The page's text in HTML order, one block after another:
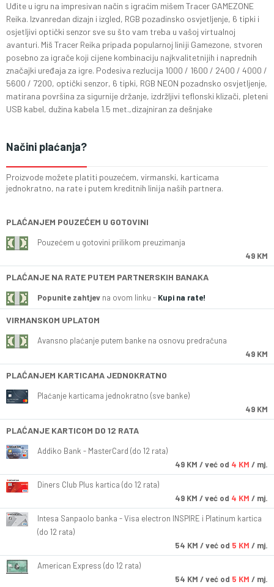
Uđite u igru na impresivan način s igraćim mišem Tracer GAMEZONE
Reika. Izvanredan dizajn i izgled, RGB pozadinsko osvjetljenje, 6 tipki i
osjetljivi optički senzor sve su što vam treba u vašoj virtualnoj
avanturi. Miš Tracer Reika pripada popularnoj liniji Gamezone, stvoren
posebno za igrače koji cijene kombinaciju najkvalitetnijih i naprednih
značajki uređaja za igre. Podesiva rezlucija 1000 / 1600 / 2400 / 4000 /
5600 / 7200, optički senzor, 6 tipki, RGB NEON pozadnsko osvjetljenje,
matirana površina za sigurnije držanje, izdržljivi teflonski klizači, pleteni
USB kabel, dužina kabela 1.5 met.,dizajniran za dešnjake
Načini plaćanja?
Proizvode možete platiti pouzećem, virmanski, karticama
jednokratno, na rate i putem kreditnih linija naših partnera.
PLAĆANJEM POUZEĆEM U GOTOVINI
Pouzećem u gotovini prilikom preuzimanja
49 KM
PLAĆANJE NA RATE PUTEM PARTNERSKIH BANAKA
Popunite zahtjev na ovom linku - Kupi na rate!
VIRMANSKOM UPLATOM
Avansno plaćanje putem banke na osnovu predračuna
49 KM
PLAĆANJEM KARTICAMA JEDNOKRATNO
Plaćanje karticama jednokratno (sve banke)
49 KM
PLAĆANJE KARTICOM DO 12 RATA
Addiko Bank - MasterCard (do 12 rata)
49 KM / već od 4 KM / mj.
Diners Club Plus kartica (do 12 rata)
49 KM / već od 4 KM / mj.
Intesa Sanpaolo banka - Visa electron INSPIRE i Platinum kartica
(do 12 rata)
54 KM / već od 5 KM / mj.
American Express (do 12 rata)
54 KM / već od 5 KM / mj.